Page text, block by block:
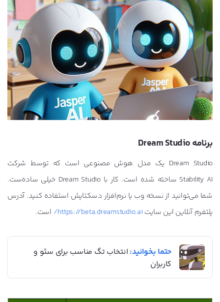
برنامه Dream Studio
Dream Studio یک مدل هوش مصنوعی است که توسط شرکت
Stability AI ساخته شده است. کار با Dream Studio خیلی ساده‌ست.
شما می‌توانید از نسخه وب یا نرم‌افزار دسکتاپش استفاده کنید. آدرس
پلتفرم آنلاین این سایت https://beta.dreamstudio.ai/ است.
حتما بخوانید: انتخاب تگ مناسب برای سئو و
کاربران